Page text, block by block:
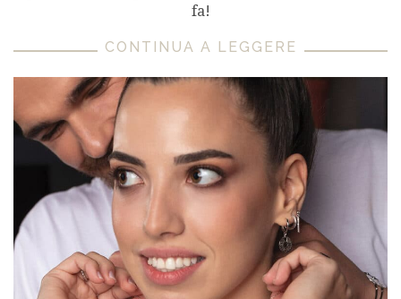
fa!
CONTINUA A LEGGERE